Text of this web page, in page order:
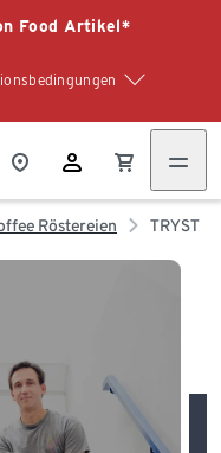
Food Artikel*
Röstereien TRYST